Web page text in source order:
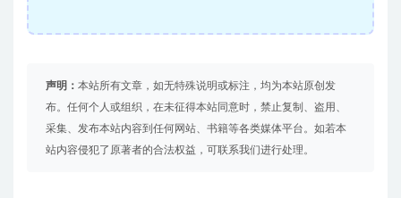
声明： 本站所有文章，如无特殊说明或标注，均为本站原创发
布。任何个人或组织，在未征得本站同意时，禁止复制、盗用、
采集、发布本站内容到任何网站、书籍等各类媒体平台。如若本
站内容侵犯了原著者的合法权益，可联系我们进行处理。